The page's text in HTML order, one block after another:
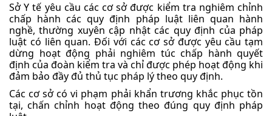
Sở Y tế yêu cầu các cơ sở được kiểm tra nghiêm chỉnh
chấp hành các quy định pháp luật liên quan hành
nghề, thường xuyên cập nhật các quy định của pháp
luật có liên quan. Đối với các cơ sở được yêu cầu tạm
dừng hoạt động phải nghiêm túc chấp hành quyết
định của đoàn kiểm tra và chỉ được phép hoạt động khi
đảm bảo đầy đủ thủ tục pháp lý theo quy định.
Các cơ sở có vi phạm phải khẩn trương khắc phục tồn
tại, chấn chỉnh hoạt động theo đúng quy định pháp